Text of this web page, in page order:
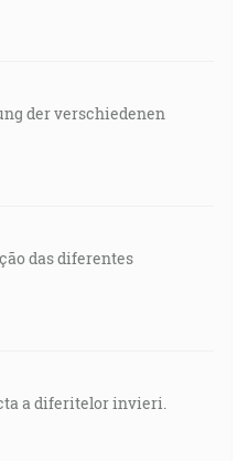
der verschiedenen
das diferentes
a diferitelor invieri.